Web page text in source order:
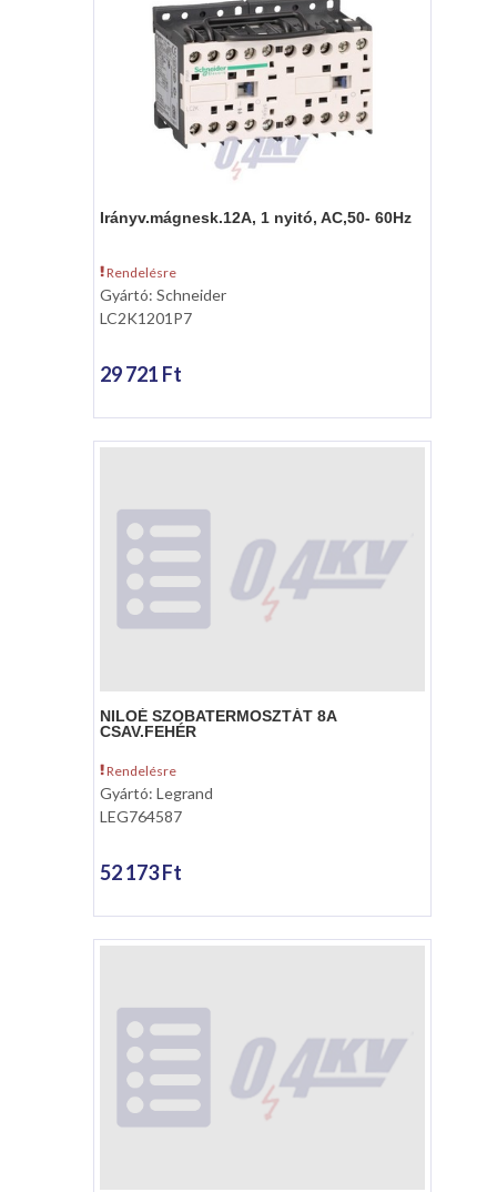
Irányv.mágnesk.12A, 1 nyitó, AC,50- 60Hz
Rendelésre
Gyártó: Schneider
LC2K1201P7
29 721 Ft
NILOÉ SZOBATERMOSZTÁT 8A
CSAV.FEHÉR
Rendelésre
Gyártó: Legrand
LEG764587
52 173 Ft